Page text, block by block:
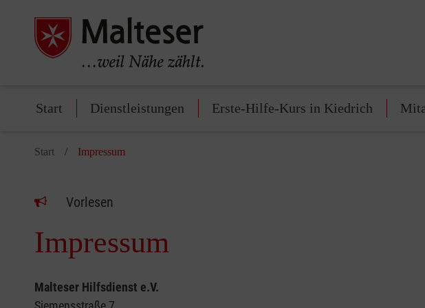
Start Dienstleistungen Erste-Hilfe-Kurs in Kiedrich
Start Impressum
Vorlesen
Impressum
Malteser Hilfsdienst e.V.